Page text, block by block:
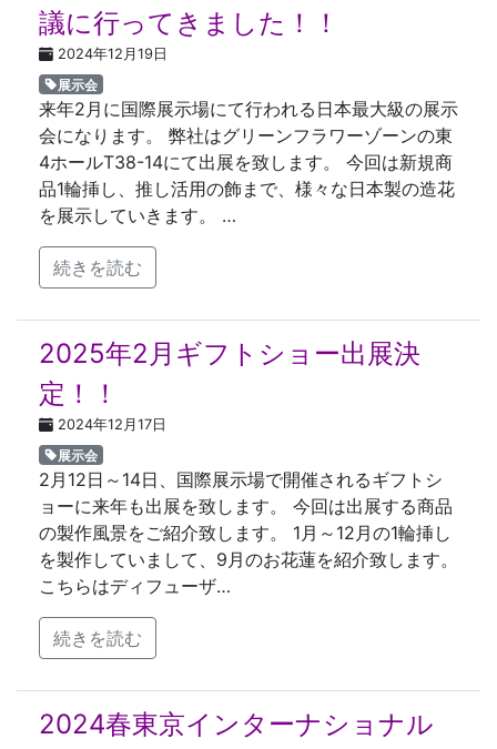
議に行ってきました！！
2024年12月19日
展示会
来年2月に国際展示場にて行われる日本最大級の展示
会になります。 弊社はグリーンフラワーゾーンの東
4ホールT38-14にて出展を致します。 今回は新規商
品1輪挿し、推し活用の飾まで、様々な日本製の造花
を展示していきます。 …
続きを読む
2025年2月ギフトショー出展決
定！！
2024年12月17日
展示会
2月12日～14日、国際展示場で開催されるギフトシ
ョーに来年も出展を致します。 今回は出展する商品
の製作風景をご紹介致します。 1月～12月の1輪挿し
を製作していまして、9月のお花蓮を紹介致します。
こちらはディフューザ…
続きを読む
2024春東京インターナショナル